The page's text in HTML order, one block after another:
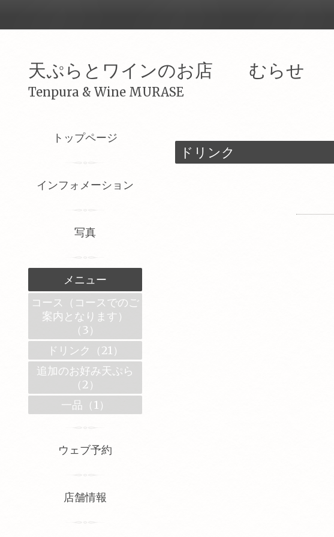
天ぷらとワインのお店 むらせ
Tenpura & Wine MURASE
ドリンク
トップページ
インフォメーション
写真
メニュー
コース（コースでのご
案内となります）
（3）
ドリンク（21）
追加のお好み天ぷら
（2）
一品（1）
ウェブ予約
店舗情報